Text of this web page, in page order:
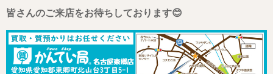
皆さんのご来店をお待ちしております😊